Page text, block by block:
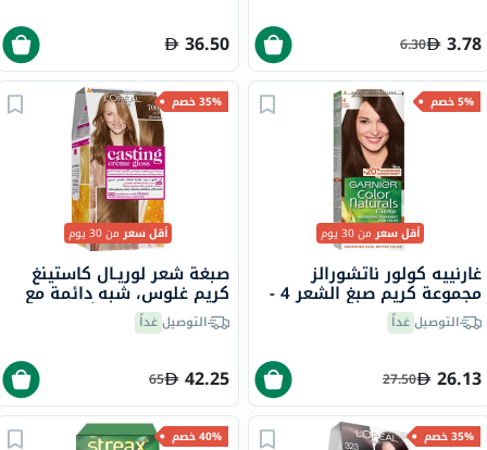
3.78
6.30
36.50
5% خصم
أقل سعرمن 30 يوم
غارنييه كولور ناتشورالز
مجموعة كريم صبغ الشعر 4 -
بنيالتوصيلغداً
26.13
27.50
35% خصم
أقل سعرمن 30 يوم
صبغة شعر لوريـال كاستينغ
كريم غلوس، شبه دائمة مع
بلسم، بدرجة 700 أشقر
التوصيلغداً
42.25
65
35% خصم 40% خصم